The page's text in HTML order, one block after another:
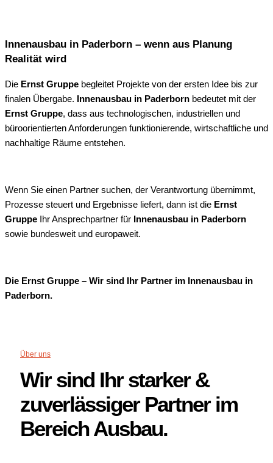
Innenausbau in Paderborn – wenn aus Planung
Realität wird
Die Ernst Gruppe begleitet Projekte von der ersten Idee bis zur
finalen Übergabe.
Innenausbau in Paderborn bedeutet mit der
Ernst Gruppe, dass aus technologischen, industriellen und
büroorientierten Anforderungen funktionierende, wirtschaftliche und
nachhaltige Räume entstehen.
Wenn Sie einen Partner suchen, der Verantwortung übernimmt,
Prozesse steuert und Ergebnisse liefert, dann ist die Ernst
Gruppe Ihr Ansprechpartner für Innenausbau in Paderborn
sowie bundesweit und europaweit.
Die Ernst Gruppe – Wir sind Ihr Partner im Innenausbau in
Paderborn.
Über uns
Wir sind Ihr starker &
zuverlässiger Partner im
Bereich Ausbau.